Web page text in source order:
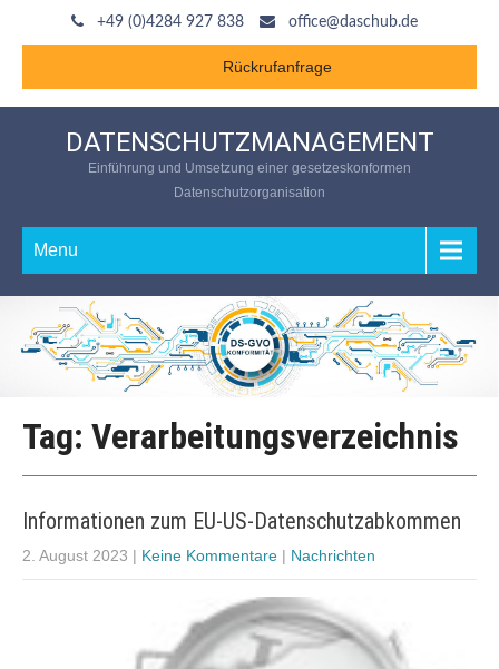
+49 (0)4284 927 838 office@daschub.de
Rückrufanfrage
DATENSCHUTZMANAGEMENT
Einführung und Umsetzung einer gesetzeskonformen
Datenschutzorganisation
Menu
Tag: Verarbeitungsverzeichnis
Informationen zum EU-US-Datenschutzabkommen
2. August 2023 | Keine Kommentare | Nachrichten